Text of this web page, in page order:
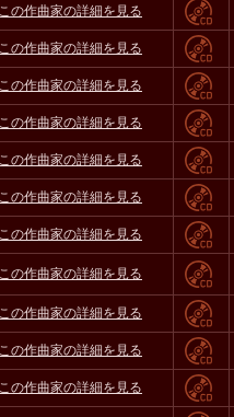
この作曲家の詳細を見る
この作曲家の詳細を見る
この作曲家の詳細を見る
この作曲家の詳細を見る
この作曲家の詳細を見る
この作曲家の詳細を見る
この作曲家の詳細を見る
この作曲家の詳細を見る
この作曲家の詳細を見る
この作曲家の詳細を見る
この作曲家の詳細を見る